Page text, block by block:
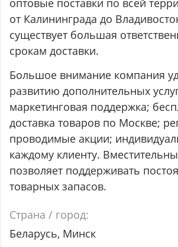
от Калининграда до
существует большая
срокам доставки.
Большое внимание компания
развитию дополнительных
маркетинговая поддержка;
доставка товаров по Москве;
проводимые акции;
каждому клиенту.
позволяет поддерживать
товарных запасов.
Страна / город:
Беларусь, Минск